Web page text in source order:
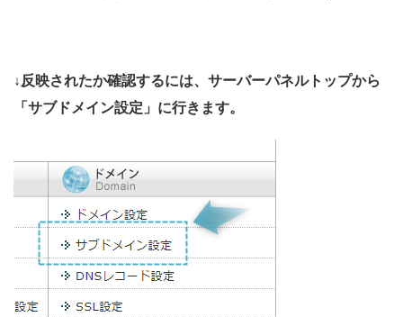
↓反映されたか確認するには、サーバーパネルトップから
「サブドメイン設定」に行きます。